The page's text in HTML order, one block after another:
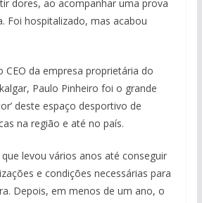
dores, ao acompanhar uma prova
Foi hospitalizado, mas acabou
CEO da empresa proprietária do
Paulo Pinheiro foi o grande
deste espaço desportivo de
na região e até no país.
que levou vários anos até conseguir
e condições necessárias para
Depois, em menos de um ano, o